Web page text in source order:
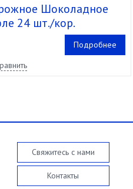
Шоколадное
24 шт./кор.
Подробнее
Свяжитесь с нами
Контакты